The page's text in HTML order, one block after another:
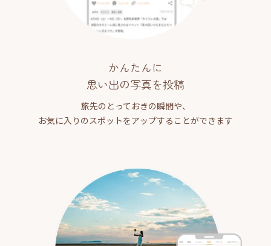
かんたんに
思い出の写真を投稿
旅先のとっておきの瞬間や、
お気に入りのスポットをアップすることができます